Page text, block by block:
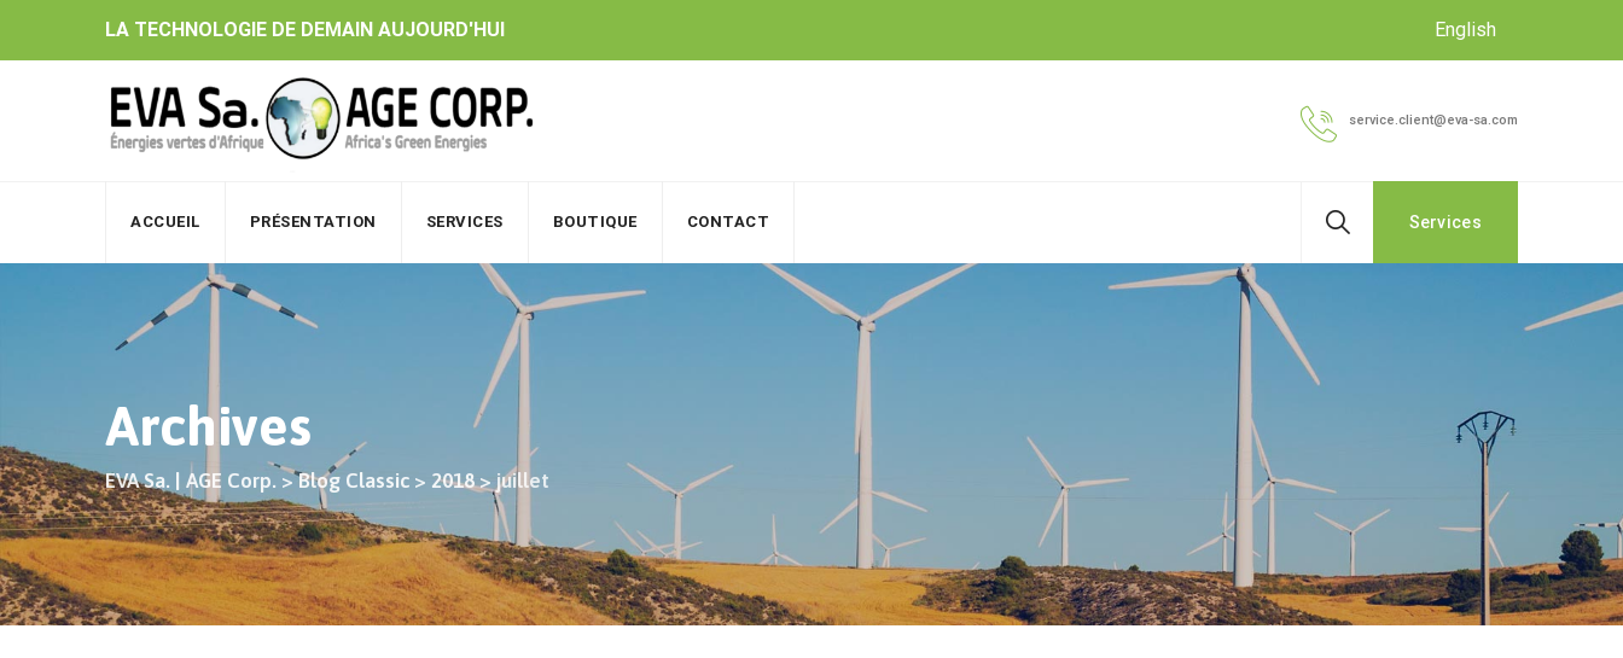
LA TECHNOLOGIE DE DEMAIN AUJOURD'HUI English
service.client@eva-sa.com
ACCUEIL PRÉSENTATION SERVICES BOUTIQUE CONTACT Services
Archives
EVA Sa. | AGE Corp. >Blog Classic > 2018> juillet